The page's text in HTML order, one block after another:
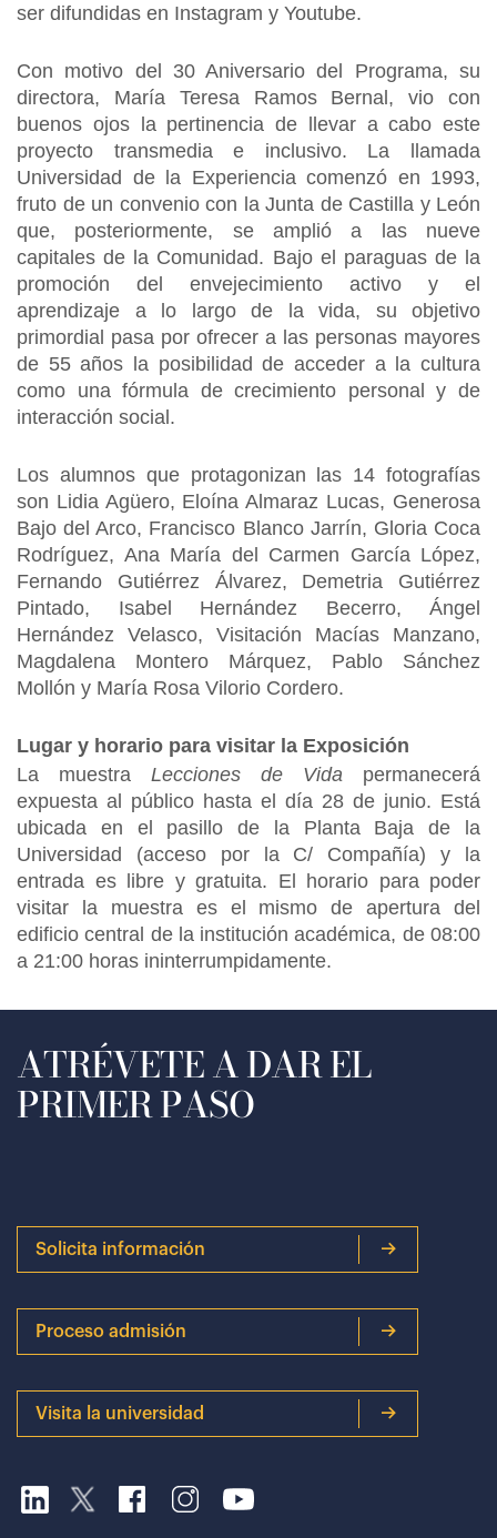
ser difundidas en Instagram y Youtube.
Con motivo del 30 Aniversario del Programa, su
directora, María Teresa Ramos Bernal, vio con
buenos ojos la pertinencia de llevar a cabo este
proyecto transmedia e inclusivo. La llamada
Universidad de la Experiencia comenzó en 1993,
fruto de un convenio con la Junta de Castilla y León
que, posteriormente, se amplió a las nueve
capitales de la Comunidad. Bajo el paraguas de la
promoción del envejecimiento activo y el
aprendizaje a lo largo de la vida, su objetivo
primordial pasa por ofrecer a las personas mayores
de 55 años la posibilidad de acceder a la cultura
como una fórmula de crecimiento personal y de
interacción social.
Los alumnos que protagonizan las 14 fotografías
son Lidia Agüero, Eloína Almaraz Lucas, Generosa
Bajo del Arco, Francisco Blanco Jarrín, Gloria Coca
Rodríguez, Ana María del Carmen García López,
Fernando Gutiérrez Álvarez, Demetria Gutiérrez
Pintado, Isabel Hernández Becerro, Ángel
Hernández Velasco, Visitación Macías Manzano,
Magdalena Montero Márquez, Pablo Sánchez
Mollón y María Rosa Vilorio Cordero.
Lugar y horario para visitar la Exposición
La muestra Lecciones de Vida permanecerá
expuesta al público hasta el día 28 de junio. Está
ubicada en el pasillo de la Planta Baja de la
Universidad (acceso por la C/ Compañía) y la
entrada es libre y gratuita. El horario para poder
visitar la muestra es el mismo de apertura del
edificio central de la institución académica, de 08:00
a 21:00 horas ininterrumpidamente.
ATRÉVETE A DAR EL
PRIMER PASO
Solicita información
Proceso admisión
Visita la universidad